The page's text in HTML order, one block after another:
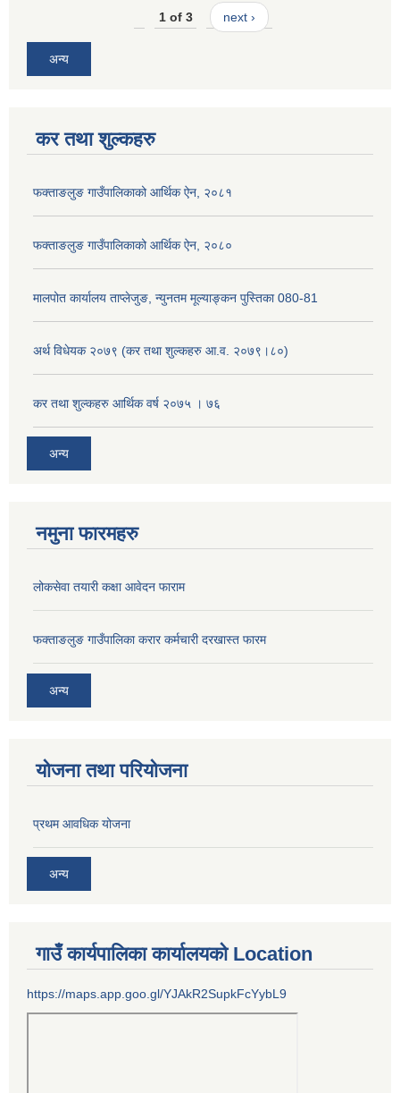
1 of 3 next ›
अन्य
कर तथा शुल्कहरु
फक्ताङलुङ गाउँपालिकाको आर्थिक ऐन, २०८१
फक्ताङलुङ गाउँपालिकाको आर्थिक ऐन, २०८०
मालपोत कार्यालय ताप्लेजुङ, न्युनतम मूल्याङ्कन पुस्तिका 080-81
अर्थ विधेयक २०७९ (कर तथा शुल्कहरु आ.व. २०७९।८०)
कर तथा शुल्कहरु आर्थिक वर्ष २०७५ । ७६
अन्य
नमुना फारमहरु
लोकसेवा तयारी कक्षा आवेदन फाराम
फक्ताङलुङ गाउँपालिका करार कर्मचारी दरखास्त फारम
अन्य
योजना तथा परियोजना
प्रथम आवधिक योजना
अन्य
गाउँ कार्यपालिका कार्यालयको Location
https://maps.app.goo.gl/YJAkR2SupkFcYybL9